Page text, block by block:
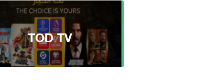
TOD TV